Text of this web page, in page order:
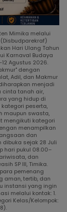
Mimika melalui
Hari Ulang Tahun
Karnaval Budaya
Agustus 2026.
dengan
Adil, dan Makmur
menjadi
cinta tanah air,
yang hidup di
peserta,
maupun swasta,
mengikuti kategori
menampilkan
dan
sejak 28 Juli
hari pukul 08.00–
dan
SP III, Timika.
pemenang
aman, tertib, dan
instansi yang ingin
melalui kontak: 1.
Kelas/Kelompok: